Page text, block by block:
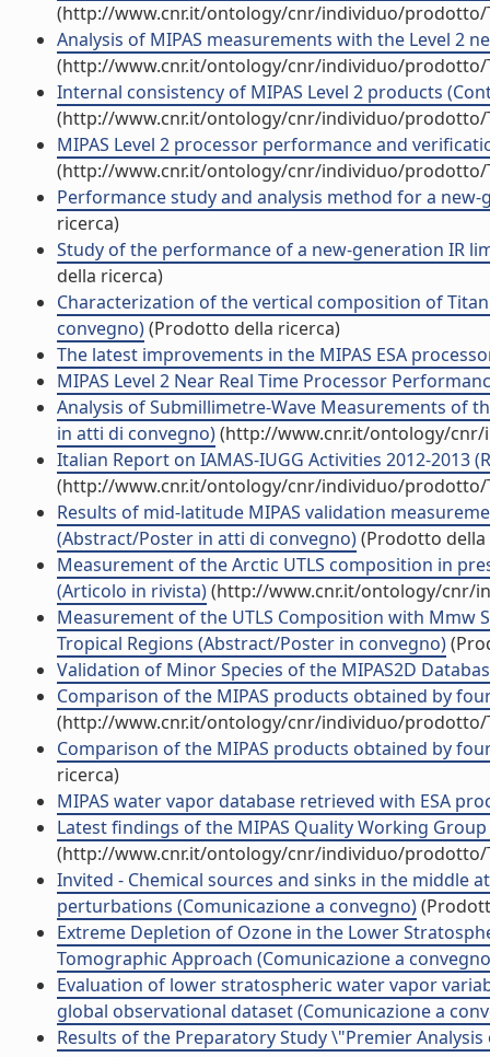
(http://www.cnr.it/ontology/cnr/individuo/prodotto/
Analysis of MIPAS measurements with the Level 2
(http://www.cnr.it/ontology/cnr/individuo/prodotto/
Internal consistency of MIPAS Level 2 products
(http://www.cnr.it/ontology/cnr/individuo/prodotto/
MIPAS Level 2 processor performance and
(http://www.cnr.it/ontology/cnr/individuo/prodotto/
Performance study and analysis method for a
ricerca)
Study of the performance of a new-generation IR
della ricerca)
Characterization of the vertical composition of
convegno)(Prodotto della ricerca)
The latest improvements in the MIPAS ESA
MIPAS Level 2 Near Real Time Processor
Analysis of Submillimetre-Wave Measurements of
in atti di convegno)(http://www.cnr.it/ontology/
Italian Report on IAMAS-IUGG Activities 2012-
(http://www.cnr.it/ontology/cnr/individuo/prodotto/
Results of mid-latitude MIPAS validation
(Abstract/Poster in atti di convegno)(Prodotto della
Measurement of the Arctic UTLS composition in
(Articolo in rivista)(http://www.cnr.it/ontology/cnr/
Measurement of the UTLS Composition with Mmw
Tropical Regions (Abstract/Poster in convegno)
Validation of Minor Species of the MIPAS2D
Comparison of the MIPAS products obtained by
(http://www.cnr.it/ontology/cnr/individuo/prodotto/
Comparison of the MIPAS products obtained by
ricerca)
MIPAS water vapor database retrieved with ESA
Latest findings of the MIPAS Quality Working
(http://www.cnr.it/ontology/cnr/individuo/prodotto/
Invited - Chemical sources and sinks in the middle
perturbations (Comunicazione a convegno)
Extreme Depletion of Ozone in the Lower
Tomographic Approach (Comunicazione a
Evaluation of lower stratospheric water vapor
global observational dataset (Comunicazione a
Results of the Preparatory Study \"Premier